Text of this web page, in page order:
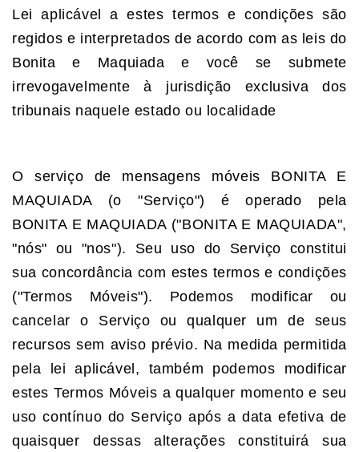
Lei aplicável a estes termos e condições são
regidos e interpretados de acordo com as leis do
Bonita e Maquiada e você se submete
irrevogavelmente à jurisdição exclusiva dos
tribunais naquele estado ou localidade
O serviço de mensagens móveis BONITA E
MAQUIADA (o "Serviço") é operado pela
BONITA E MAQUIADA ("BONITA E MAQUIADA",
"nós" ou "nos"). Seu uso do Serviço constitui
sua concordância com estes termos e condições
("Termos Móveis"). Podemos modificar ou
cancelar o Serviço ou qualquer um de seus
recursos sem aviso prévio. Na medida permitida
pela lei aplicável, também podemos modificar
estes Termos Móveis a qualquer momento e seu
uso contínuo do Serviço após a data efetiva de
quaisquer dessas alterações constituirá sua